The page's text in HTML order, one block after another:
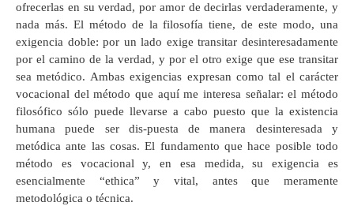
ofrecerlas en su verdad, por amor de decirlas verdaderamente, y
nada más. El método de la filosofía tiene, de este modo, una
exigencia doble: por un lado exige transitar desinteresadamente
por el camino de la verdad, y por el otro exige que ese transitar
sea metódico. Ambas exigencias expresan como tal el carácter
vocacional del método que aquí me interesa señalar: el método
filosófico sólo puede llevarse a cabo puesto que la existencia
humana puede ser dis-puesta de manera desinteresada y
metódica ante las cosas. El fundamento que hace posible todo
método es vocacional y, en esa medida, su exigencia es
esencialmente “ethica” y vital, antes que meramente
metodológica o técnica.